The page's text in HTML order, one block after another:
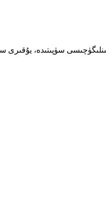
سۈپىتىدە، يۇقىرى